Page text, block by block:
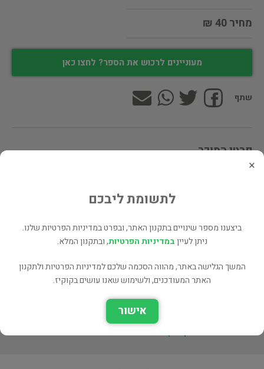
מחיר 40 ₪
מעוניינים לרכוש את הספר? לחצו כאן
שתף
פרטי המוכר
איתן סלע
לינקים נוספים
עוד ספרים מאותו מחבר/ת - Mark snyder (2 כותרים)
בעל הספר? לחץ כאן לעריכה/הסרה
×
לתשומת ליבכם
ביצענו מספר שינויים בתקנון האתר, ובפרט במדיניות הפרטיות שלנו.
ניתן לעייןבמדיניות הפרטיות, ובתקנון המלא.
המשך הגלישה באתר, מהווה הסכמה שלכם למדיניות הפרטיות ולתקנון
האתר המעודכנים, ולשימוש שאנו עושים בקוקיז.
אישור